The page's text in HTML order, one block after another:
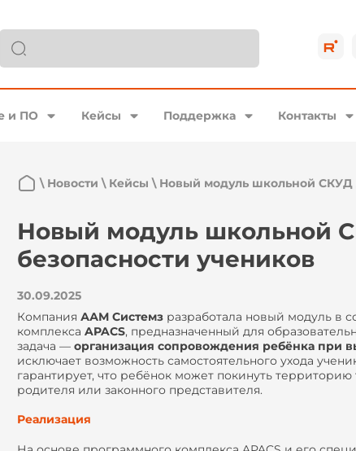
и ПО Кейсы Поддержка Контакты
\ Новости \ Кейсы \ Новый модуль школьной СКУД
Новый модуль школьной
безопасности учеников
30.09.2025
Компания ААМ Системз разработала новый модуль в
комплекса APACS, предназначенный для
задача — организация сопровождения ребёнка при
исключает возможность самостоятельного ухода
гарантирует, что ребёнок может покинуть
родителя или законного представителя.
Реализация